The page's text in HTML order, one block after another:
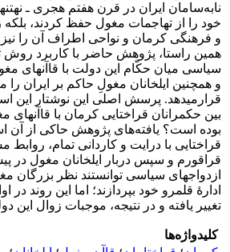
نا‌به‌سامان ایران در قرن هفتم هجری ـ
خود را از تهاجمات مغول حفظ کردند، بلکه
و فرهنگی کرمان و نواحی اطراف آن را نیز
همین راستا، پژوهش حاضر با کاربرد روش
سیاسی میان حکّام این دولت با قاآن­های
و همچنین ایلخانان مغولِ حاکم بر ایران را
قرارمی­دهد. پرسش اصلی این نوشتار این
بین حکمرانان قراختایی کرمان با قاآن­های
بوده است؟ یافته‌های پژوهش حاکی از آن
قراختایی با درایت و کاردانی تمام، روابط
قراقورم و سپس دربار ایلخانان مغول در
ازدواج­های سیاسی توانستند نظر بزرگان
ادارۀ قلمرو خود بپردازند؛ اما این روند در
تغییر یافته و در نتیجه، موجبات زوال
کلیدواژه‌ها